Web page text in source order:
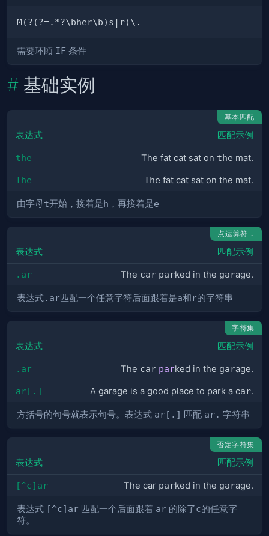
需要环顾 IF 条件
基础实例
基本匹配
表达式 匹配示例
the The fat cat sat on the mat.
The The fat cat sat on the mat.
由字母t开始，接着是h ，再接着是e
点运算符 .
表达式 匹配示例
.ar The car parked in the garage.
表达式.ar匹配一个任意字符后面跟着是a和r的字符串
字符集
表达式 匹配示例
.ar The car parked in the garage.
ar[.] A garage is a good place to park a car.
方括号的句号就表示句号。表达式 ar[.] 匹配 ar. 字符串
否定字符集
表达式 匹配示例
[^c]ar The car parked in the garage.
表达式 [^c]ar 匹配一个后面跟着 ar 的除了c的任意字
符。